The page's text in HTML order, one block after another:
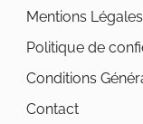
sur
la
Mentions Légales
Politique de
Conditions
Contact